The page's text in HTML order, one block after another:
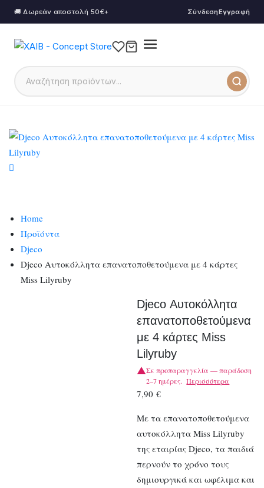
🚚 Δωρεάν αποστολή 50€+ ΣύνδεσηΕγγραφή
Home
Προϊόντα
Djeco
Djeco Αυτοκόλλητα επανατοποθετούμενα με 4 κάρτες
Miss Lilyruby
Djeco Αυτοκόλλητα
επανατοποθετούμενα
με 4 κάρτες Miss
Lilyruby
Σε προπαραγγελία — παράδοση
2–7 ημέρες. Περισσότερα
7,90€
Με τα επανατοποθετούμενα
αυτοκόλλητα Miss Lilyruby
της εταιρίας Djeco, τα παιδιά
περνούν το χρόνο τους
δημιουργικά και ωφέλιμα και